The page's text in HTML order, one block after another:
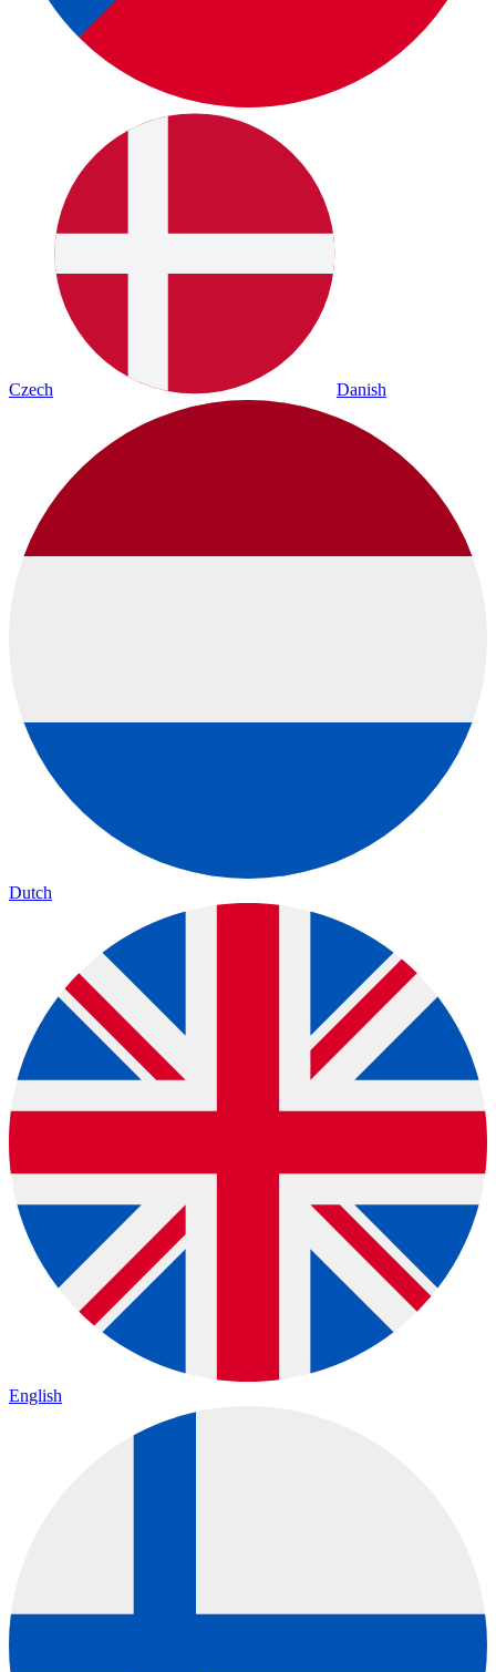
Czech Danish
Dutch
English